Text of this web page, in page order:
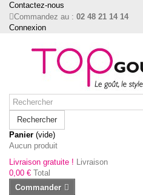
Contactez-nous
Commandez au : 02 48 21 14 14
Connexion
Rechercher
Panier (vide)
Aucun produit
Livraison gratuite ! Livraison
0,00 € Total
Commander